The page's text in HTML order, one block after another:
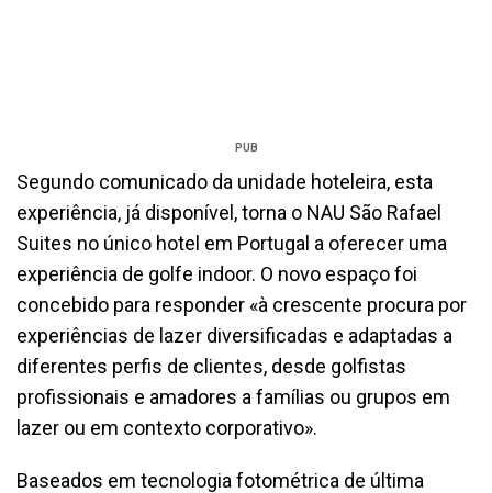
PUB
Segundo comunicado da unidade hoteleira, esta
experiência, já disponível, torna o NAU São Rafael
Suites no único hotel em Portugal a oferecer uma
experiência de golfe indoor. O novo espaço foi
concebido para responder «à crescente procura por
experiências de lazer diversificadas e adaptadas a
diferentes perfis de clientes, desde golfistas
profissionais e amadores a famílias ou grupos em
lazer ou em contexto corporativo».
Baseados em tecnologia fotométrica de última